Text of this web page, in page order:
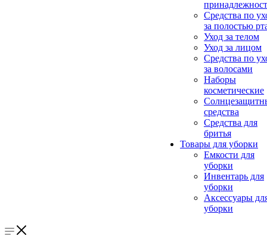
Средства по
за полостью
Уход за телом
Уход за лицом
Средства по
за волосами
Наборы
косметические
средства
Средства для
бритья
Товары для уборки
Емкости для
уборки
Инвентарь для
уборки
Аксессуары
уборки